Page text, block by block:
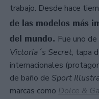
trabajo. Desde hace
de las modelos más
del mundo. Fue uno
Victoria´s Secret, tapa
internacionales
de baño de Sport
marcas como Dolce &